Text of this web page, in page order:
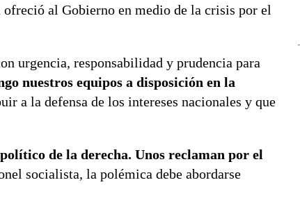
al Gobierno en medio de la crisis por el
urgencia, responsabilidad y prudencia para
nuestros equipos a disposición en la
a la defensa de los intereses nacionales y que
de la derecha. Unos reclaman por el
socialista, la polémica debe abordarse